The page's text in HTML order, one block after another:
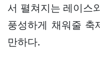
서 펼쳐지는 레이스
풍성하게 채워줄 축
만하다.